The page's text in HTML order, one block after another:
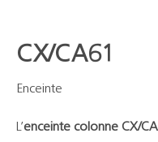
CX/CA61
Enceinte
L’enceinte colonne CX/